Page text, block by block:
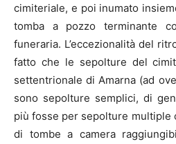
cimiteriale, e poi inumato
tomba a pozzo terminante
funeraria. L’eccezionalità del
fatto che le sepolture del
settentrionale di Amarna (ad
sono sepolture semplici, di
più fosse per sepolture multiple
di tombe a camera